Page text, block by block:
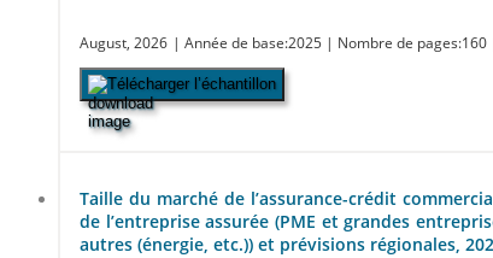
August, 2026 | Année de base:2025 | Nombre de pages:160
Télécharger l’échantillon
Taille du marché de l’assurance-crédit
de l’entreprise assurée (PME et grandes
autres (énergie, etc.)) et prévisions régionales,